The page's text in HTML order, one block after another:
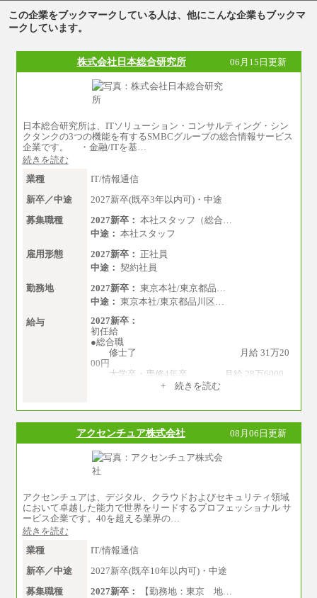
この企業をブックマークしている人は、他にこんな企業もブックマ
ークしています。
株式会社日本総合研究所 06月15日更新
日本総合研究所は、ITソリューション・コンサルティング・シン
クタンクの3つの機能を有するSMBCグループの総合情報サービス
企業です。 ・金融/ITを基…
続きを読む
業種
IT/情報通信
新卒／中途
2027新卒(既卒3年以内可)・中途
募集職種
2027新卒： 本社スタッフ（総合…
中途： 本社スタッフ
雇用形態
2027新卒： 正社員
中途： 契約社員
勤務地
2027新卒： 東京本社/東京都品…
中途： 東京本社/東京都品川区…
給与
2027新卒：
初任給
●総合職
修士了 月給 31万20
00円
大学卒・専修4年卒 月給 28万6000
し、経験・能力を考慮のうえ、当社規程に基づ
き決定いたします。
●一般職
大学卒 月給 25万30
月給250,000円～300,000円
※ご経験を考慮の上決定します
※試用期間はありません
+ 続きを読む
アクセンチュア株式会社 08月06日更新
アクセンチュアは、デジタル、クラウドおよびセキュリティ領域
において卓越した能力で世界をリードするプロフェッショナル サ
ービス企業です。40を超える業界の…
続きを読む
業種
IT/情報通信
新卒／中途
2027新卒(既卒10年以内可)・中途
募集職種
2027新卒：
【勤務地：東京 地…